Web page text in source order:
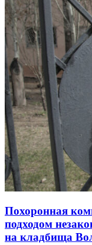
Похоронная
подходом
на кладбища